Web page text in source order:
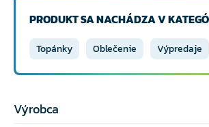
PRODUKT SA NACHÁDZA V
Topánky Oblečenie Výpredaje
Výrobca